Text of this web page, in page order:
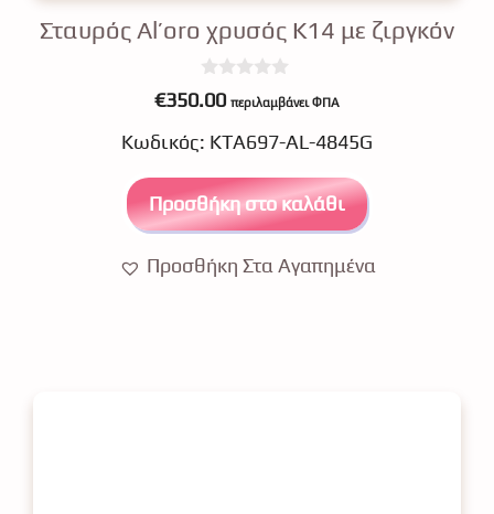
Σταυρός Al’oro χρυσός Κ14 με ζιργκόν
0
o
t
5
€350.00 περιλαμβάνει ΦΠΑ
Κωδικός: ΚΤΑ697-AL-4845G
Προσθήκη στο καλάθι
Προσθήκη Στα Αγαπημένα